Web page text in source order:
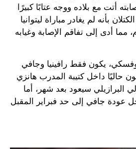
أتت مع بلاده ووجه عتابًا كبيرًا
بأنه لم يغادر مباراة ليتوانيا
مما أدى إلى تفاقم الإصابة وغيابه
يكون فقط رافينيا وجافي
حاليًا داخل كتيبة المدرب هانزي
البرازيلي سيعود بعد شهر، أما
عودة جافي إلى حد فبراير المقبل